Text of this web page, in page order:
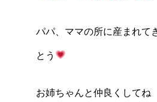
パパ、ママの所に産まれて
とう
お姉ちゃんと仲良くしてね